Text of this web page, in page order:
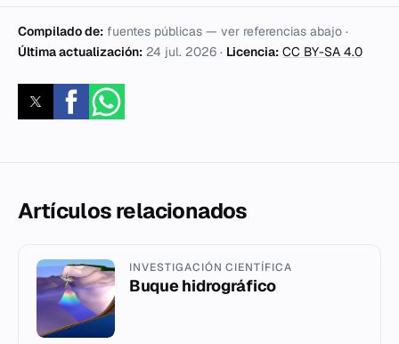
Compilado de: fuentes públicas — ver referencias abajo ·
Última actualización: 24 jul. 2026 · Licencia: CC BY-SA 4.0
Artículos relacionados
INVESTIGACIÓN CIENTÍFICA
Buque hidrográfico